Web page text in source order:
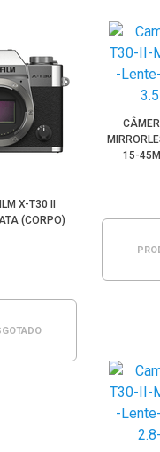
X-T30 II
(CORPO)
15-